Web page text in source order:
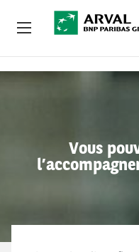
Aller au contenu principal
Vous
OFFRES
MOBILITÉS DURABLES